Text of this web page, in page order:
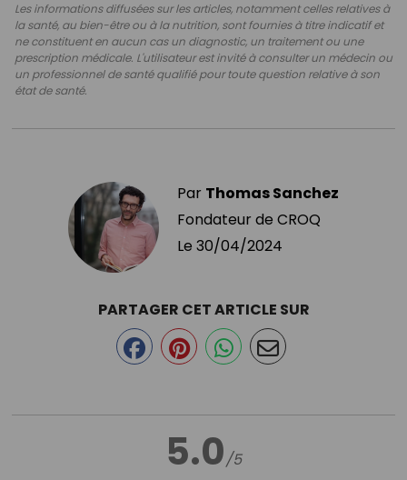
Les informations diffusées sur les articles, notamment celles relatives à
la santé, au bien-être ou à la nutrition, sont fournies à titre indicatif et
ne constituent en aucun cas un diagnostic, un traitement ou une
prescription médicale. L'utilisateur est invité à consulter un médecin ou
un professionnel de santé qualifié pour toute question relative à son
état de santé.
Par Thomas Sanchez
Fondateur de CROQ
Le 30/04/2024
5.0/5
PARTAGER CET ARTICLE SUR